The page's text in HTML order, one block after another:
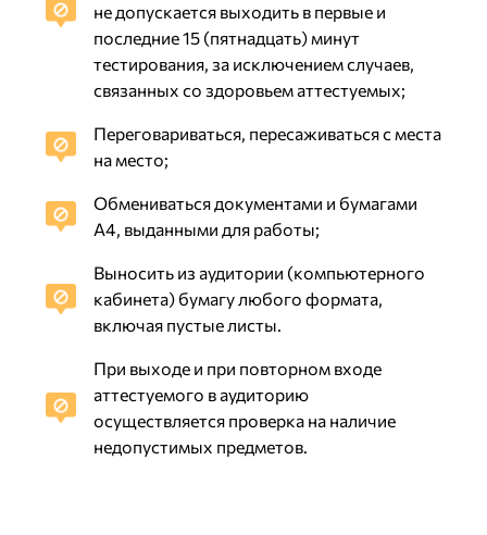
не допускается выходить в первые и
последние 15 (пятнадцать) минут
тестирования, за исключением случаев,
связанных со здоровьем аттестуемых;
Переговариваться, пересаживаться с места
на место;
Обмениваться документами и бумагами
А4, выданными для работы;
Выносить из аудитории (компьютерного
кабинета) бумагу любого формата,
включая пустые листы.
При выходе и при повторном входе
аттестуемого в аудиторию
осуществляется проверка на наличие
недопустимых предметов.